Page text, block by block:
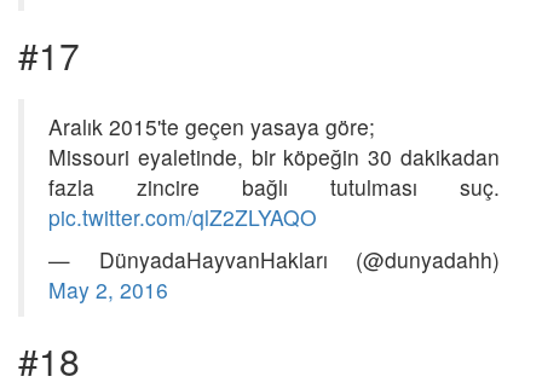
#17
Aralık 2015'te geçen yasaya göre;
Missouri eyaletinde, bir köpeğin 30 dakikadan
fazla zincire bağlı tutulması suç.
pic.twitter.com/qlZ2ZLYAQO
— DünyadaHayvanHakları (@dunyadahh)
May 2, 2016
#18